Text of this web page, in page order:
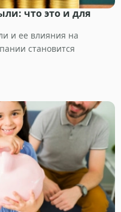
что это и для
и ее влияния на
становится